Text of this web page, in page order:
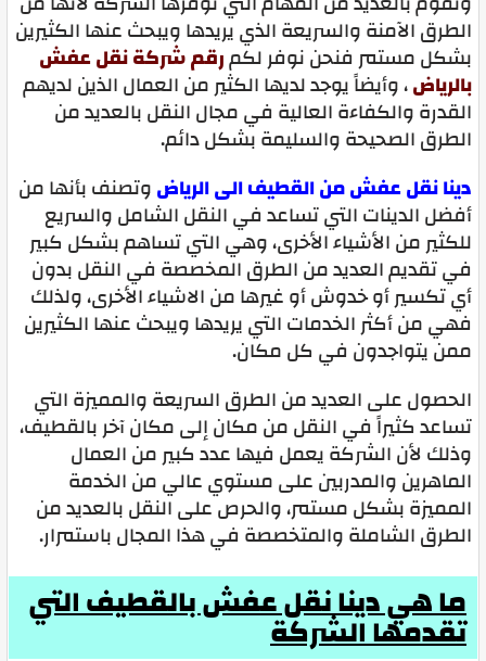
الطرق الآمنة والسريعة الذي يريدها ويبحث عنها الكثيرين
بشكل مستمر فنحن نوفر لكمرقم شركة نقل عفش
بالرياض، وأيضاً يوجد لديها الكثير من العمال الذين لديهم
القدرة والكفاءة العالية في مجال النقل بالعديد من
الطرق الصحيحة والسليمة بشكل دائم.
دينا نقل عفش من القطيف الى الرياضوتصنف بأنها من
أفضل الدينات التي تساعد في النقل الشامل والسريع
للكثير من الأشياء الأخرى، وهي التي تساهم بشكل كبير
في تقديم العديد من الطرق المخصصة في النقل بدون
أي تكسير أو خدوش أو غيرها من الاشياء الأخرى، ولذلك
فهي من أكثر الخدمات التي يريدها ويبحث عنها الكثيرين
ممن يتواجدون في كل مكان.
الحصول على العديد من الطرق السريعة والمميزة التي
تساعد كثيراً في النقل من مكان إلى مكان آخر بالقطيف،
وذلك لأن الشركة يعمل فيها عدد كبير من العمال
الماهرين والمدربين على مستوي عالي من الخدمة
المميزة بشكل مستمر، والحرص على النقل بالعديد من
الطرق الشاملة والمتخصصة في هذا المجال باستمرار.
ما هي دينا نقل عفش بالقطيف التي
تقدمها الشركة